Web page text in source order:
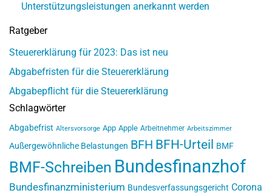
Unterstützungsleistungen anerkannt werden
Ratgeber
Steuererklärung für 2023: Das ist neu
Abgabefristen für die Steuererklärung
Abgabepflicht für die Steuererklärung
Schlagwörter
Abgabefrist Altersvorsorge App Apple Arbeitnehmer Arbeitszimmer
Außergewöhnliche Belastungen BFH BFH-Urteil BMF
BMF-Schreiben Bundesfinanzhof
Bundesfinanzministerium Bundesverfassungsgericht Corona